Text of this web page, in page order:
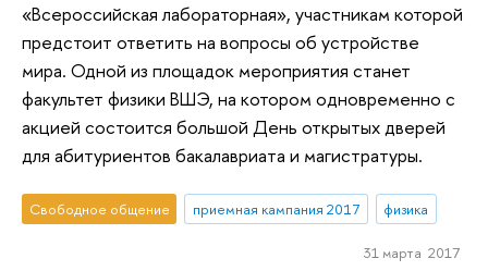
«Всероссийская лабораторная», участникам которой
предстоит ответить на вопросы об устройстве
мира. Одной из площадок мероприятия станет
факультет физики ВШЭ, на котором одновременно с
акцией состоится большой День открытых дверей
для абитуриентов бакалавриата и магистратуры.
Свободное общение приемная кампания 2017 физика
31 марта 2017